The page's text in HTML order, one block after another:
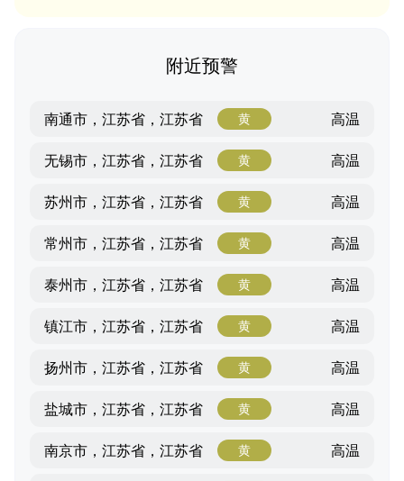
附近预警
南通市，江苏省，江苏省 黄 高温
无锡市，江苏省，江苏省 黄 高温
苏州市，江苏省，江苏省 黄 高温
常州市，江苏省，江苏省 黄 高温
泰州市，江苏省，江苏省 黄 高温
镇江市，江苏省，江苏省 黄 高温
扬州市，江苏省，江苏省 黄 高温
盐城市，江苏省，江苏省 黄 高温
南京市，江苏省，江苏省 黄 高温